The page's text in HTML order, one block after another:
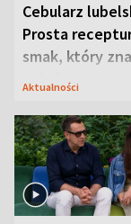
Cebularz
Prosta
smak, który zna
Lubelszczyzna
Aktualności